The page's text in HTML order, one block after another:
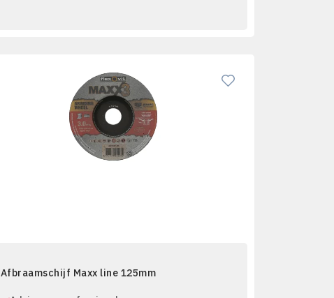
Afbraamschijf Maxx line 125mm